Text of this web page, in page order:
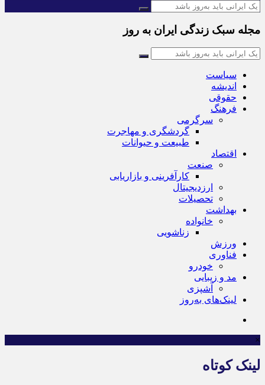
مجله سبک زندگی ایران به روز
سیاست
اندیشه
حقوقی
فرهنگ
سرگرمی
گردشگری و مهاجرت
طبیعت و حیوانات
اقتصاد
صنعت
کارآفرینی و بازاریابی
ارزدیجیتال
تحصیلات
بهداشت
خانواده
زناشویی
ورزش
فناوری
خودرو
مد و زیبایی
آشپزی
لینک‌های به‌روز
×
لینک کوتاه